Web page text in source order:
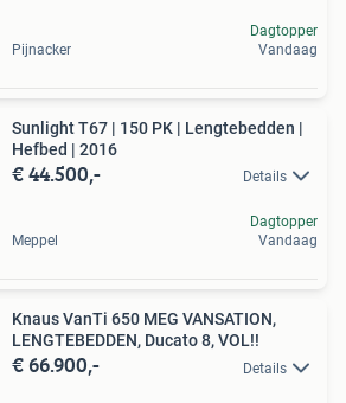
Pijnacker
Dagtopper
Vandaag
Sunlight T67 | 150 PK | Lengtebedden |
Hefbed | 2016
€ 44.500,- Details
Meppel
Dagtopper
Vandaag
Knaus VanTi 650 MEG VANSATION,
LENGTEBEDDEN, Ducato 8, VOL!!
€ 66.900,- Details